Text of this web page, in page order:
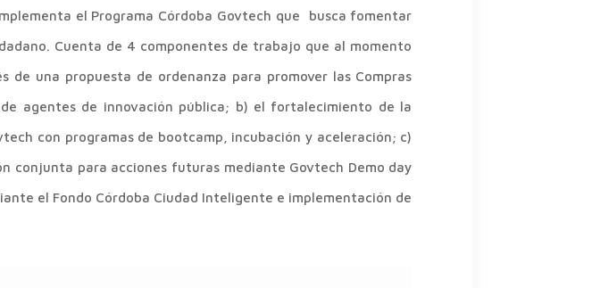
el Programa Córdoba Govtech que busca fomentar
Cuenta de 4 componentes de trabajo que al momento
una propuesta de ordenanza para promover las Compras
agentes de innovación pública; b) el fortalecimiento de la
con programas de bootcamp, incubación y aceleración; c)
conjunta para acciones futuras mediante Govtech Demo day
el Fondo Córdoba Ciudad Inteligente e implementación de